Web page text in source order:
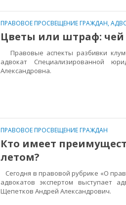
ПРАВОВОЕ ПРОСВЕЩЕНИЕ ГРАЖДАН,
Цветы или штраф:
Правовые аспекты разбивки
адвокат Специализированной
Александровна.
ПРАВОВОЕ ПРОСВЕЩЕНИЕ ГРАЖДАН
Кто имеет
летом?
Сегодня в правовой рубрике «О
адвокатов экспертом выступает
Щепетков Андрей Александрович.